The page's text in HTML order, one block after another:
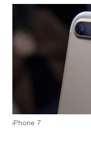
iPhone 7